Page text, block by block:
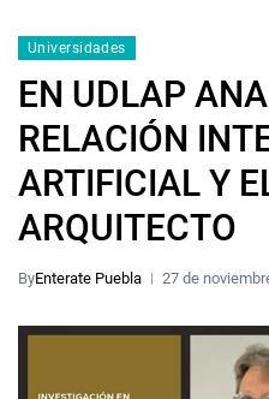
Universidades
EN UDLAP
RELACIÓN
ARTIFICIAL Y
ARQUITECTO
ByEnterate Puebla 27 de